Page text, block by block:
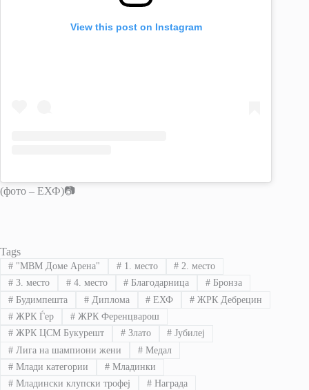
View this post on Instagram
(фото – ЕХФ)📷
Tags
#"МВМ Доме Арена" #1. место # 2. место
#3. место #4. место # Благодарница # Бронза
#Будимпешта #Диплома # ЕХФ # ЖРК Дебрецин
#ЖРК Ѓер #ЖРК Ференцварош
#ЖРК ЦСМ Букурешт #Злато # Јубилеј
#Лига на шампиони жени #Медал
#Млади категории #Младинки
#Младински клупски трофеј #Награда